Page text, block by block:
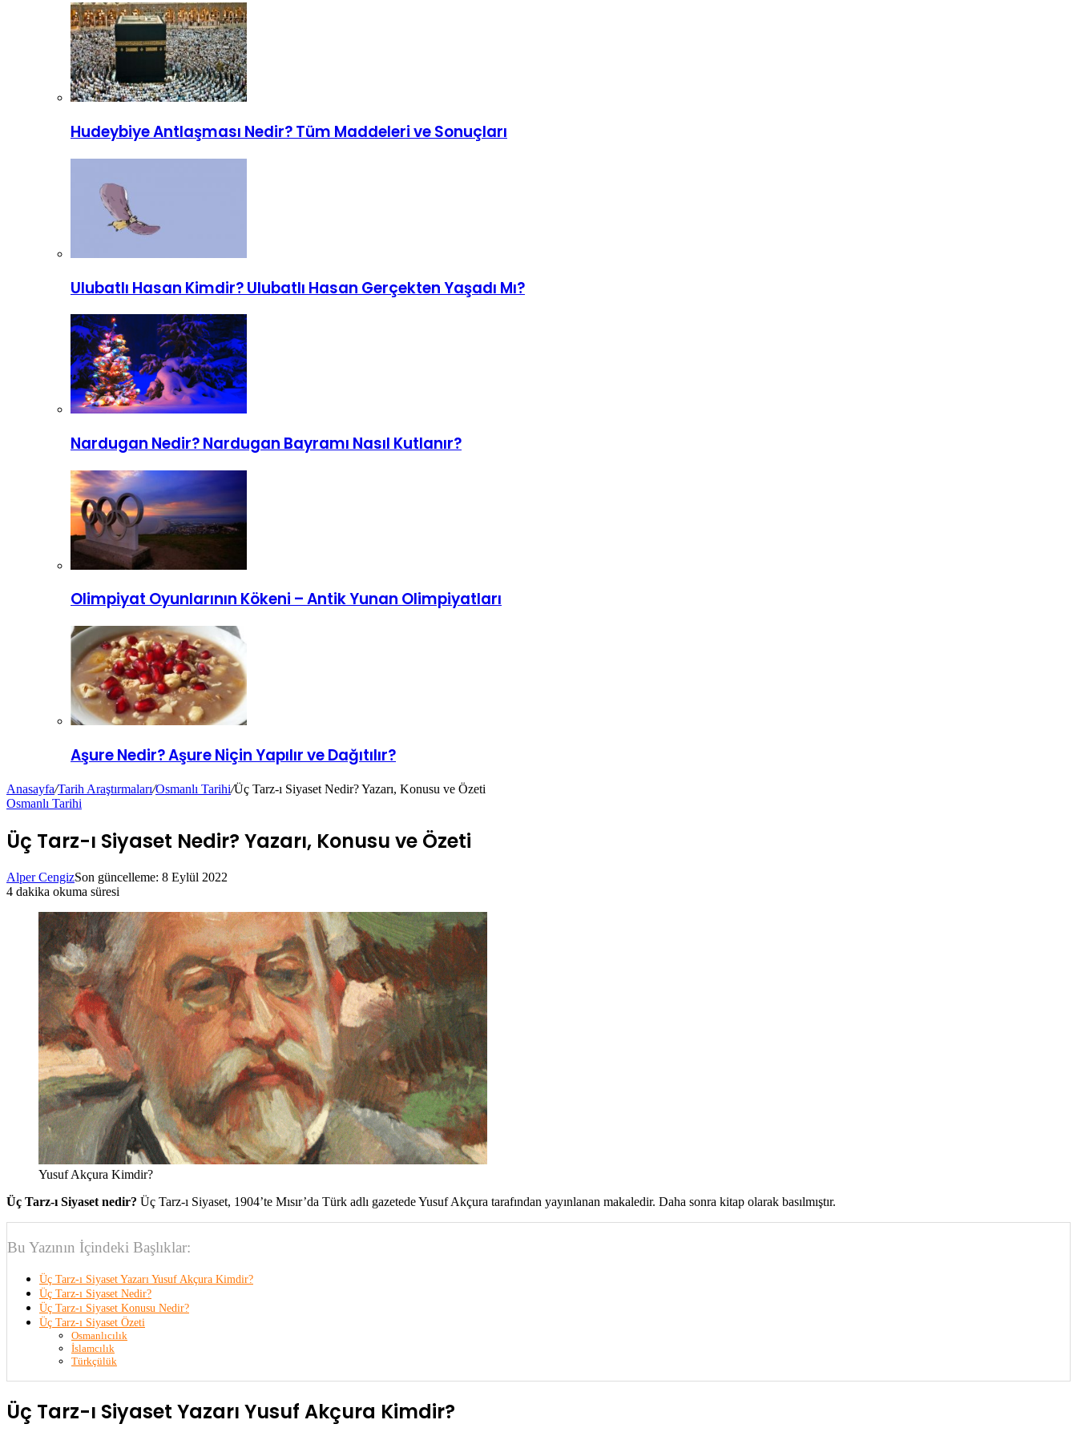
Hudeybiye Antlaşması Nedir? Tüm Maddeleri ve Sonuçları
Ulubatlı Hasan Kimdir? Ulubatlı Hasan Gerçekten Yaşadı Mı?
Nardugan Nedir? Nardugan Bayramı Nasıl Kutlanır?
Olimpiyat Oyunlarının Kökeni – Antik Yunan Olimpiyatları
Aşure Nedir? Aşure Niçin Yapılır ve Dağıtılır?
Anasayfa/Tarih Araştırmaları/Osmanlı Tarihi/Üç Tarz-ı Siyaset Nedir? Yazarı, Konusu ve Özeti
Osmanlı Tarihi
Üç Tarz-ı Siyaset Nedir? Yazarı, Konusu ve Özeti
Alper CengizSon güncelleme: 8 Eylül 2022
4 dakika okuma süresi
Yusuf Akçura Kimdir?
Üç Tarz-ı Siyaset nedir? Üç Tarz-ı Siyaset, 1904’te Mısır’da Türk adlı gazetede Yusuf Akçura tarafından yayınlanan makaledir. Daha sonra kitap olarak basılmıştır.
Bu Yazının İçindeki Başlıklar:
Üç Tarz-ı Siyaset Yazarı Yusuf Akçura Kimdir?
Üç Tarz-ı Siyaset Nedir?
Üç Tarz-ı Siyaset Konusu Nedir?
Üç Tarz-ı Siyaset Özeti
Osmanlıcılık
İslamcılık
Türkçülük
Üç Tarz-ı Siyaset Yazarı Yusuf Akçura Kimdir?